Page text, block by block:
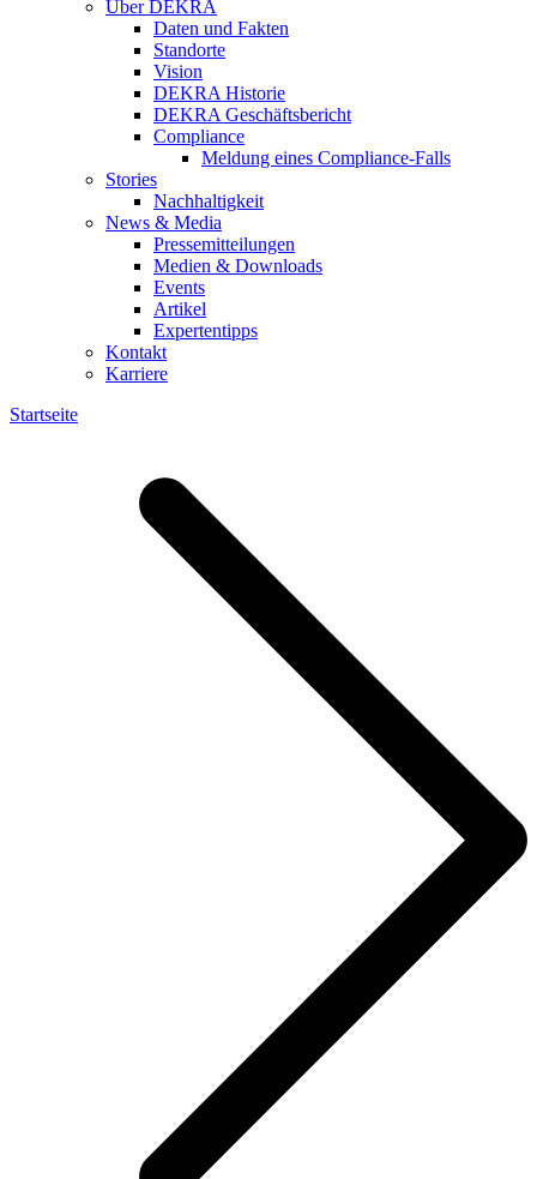
Über DEKRA
Daten und Fakten
Standorte
Vision
DEKRA Historie
DEKRA Geschäftsbericht
Compliance
Meldung eines Compliance-Falls
Stories
Nachhaltigkeit
News & Media
Pressemitteilungen
Medien & Downloads
Events
Artikel
Expertentipps
Kontakt
Karriere
Startseite